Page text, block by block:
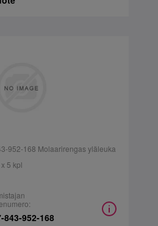
952-168 Molaarirengas yläleuka
5 kpl
843-952-168